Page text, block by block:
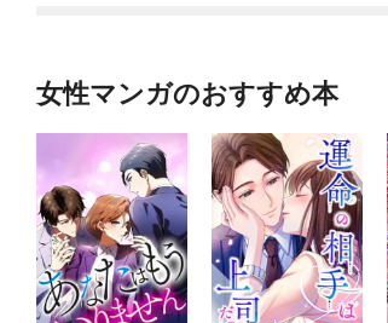
女性マンガのおすすめ本